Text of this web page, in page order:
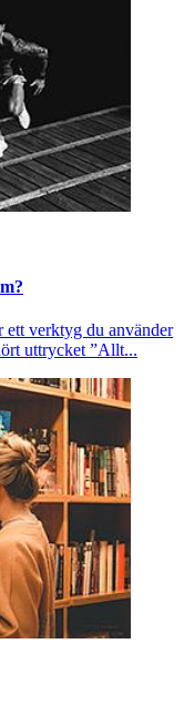
verktyg du använder
uttrycket ”Allt...